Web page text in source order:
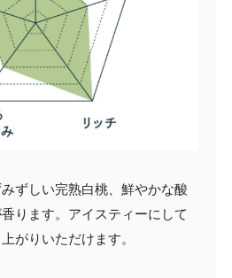
ずしい完熟白桃、鮮やかな酸
ります。アイスティーにして
がりいただけます。